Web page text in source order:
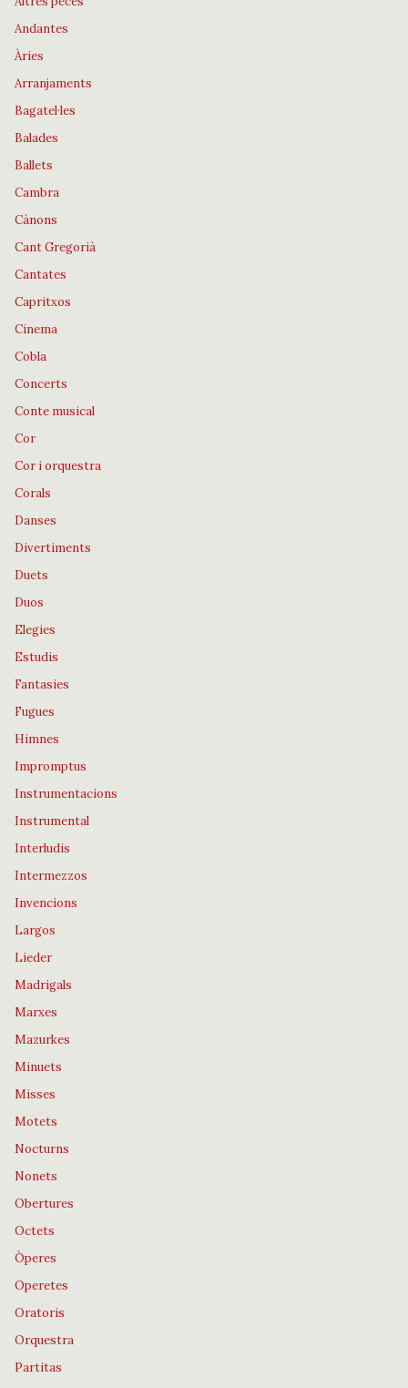
Andantes
Àries
Arranjaments
Bagatel·les
Balades
Ballets
Cambra
Cànons
Cant Gregorià
Cantates
Capritxos
Cinema
Cobla
Concerts
Conte musical
Cor
Cor i orquestra
Corals
Danses
Divertiments
Duets
Duos
Elegies
Estudis
Fantasies
Fugues
Himnes
Impromptus
Instrumentacions
Instrumental
Interludis
Intermezzos
Invencions
Largos
Lieder
Madrigals
Marxes
Mazurkes
Minuets
Misses
Motets
Nocturns
Nonets
Obertures
Octets
Òperes
Operetes
Oratoris
Orquestra
Partitas